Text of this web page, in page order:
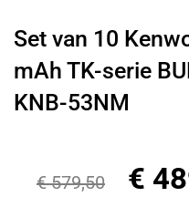
Set van 10
mAh TK-serie
KNB-53NM
€579,50 €